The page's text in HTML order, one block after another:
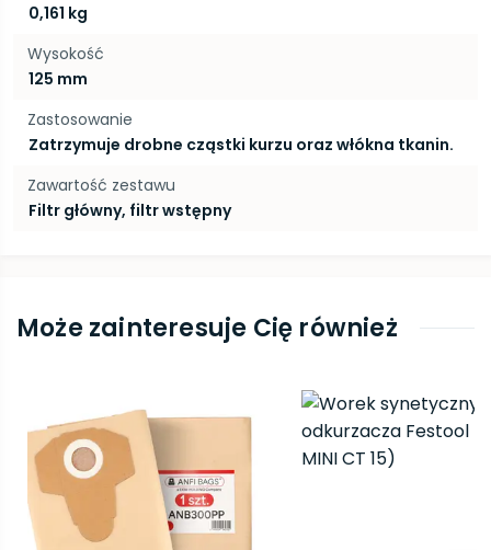
0,161 kg
Wysokość
125 mm
Zastosowanie
Zatrzymuje drobne cząstki kurzu oraz włókna tkanin.
Zawartość zestawu
Filtr główny, filtr wstępny
Może zainteresuje Cię również